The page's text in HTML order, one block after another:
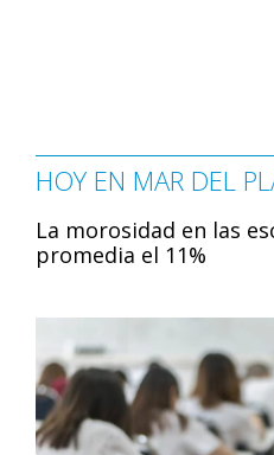
HOY EN MAR DEL
La morosidad en las
promedia el 11%